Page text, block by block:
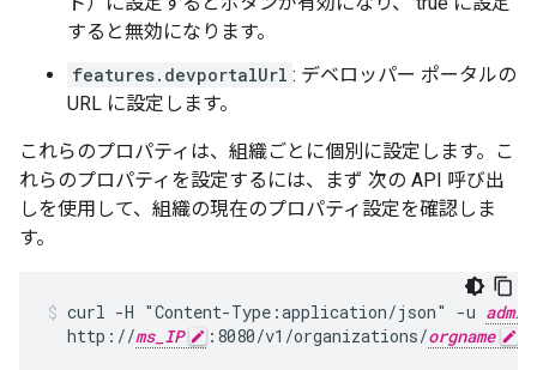
すると無効になります。
features.devportalUrl : デベロッパー ポータルの
URL に設定します。
これらのプロパティは、組織ごとに個別に設定します。こ
れらのプロパティを設定するには、まず 次の API 呼び出
しを使用して、組織の現在のプロパティ設定を確認しま
す。
curl -H "Content-Type:application/json" -u
  http://
ms_IP :8080/v1/organizations/orgname